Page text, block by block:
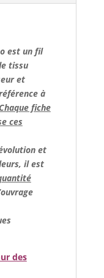
est un fil
tissu
et
à
Chaque fiche
ces
et
il est
des